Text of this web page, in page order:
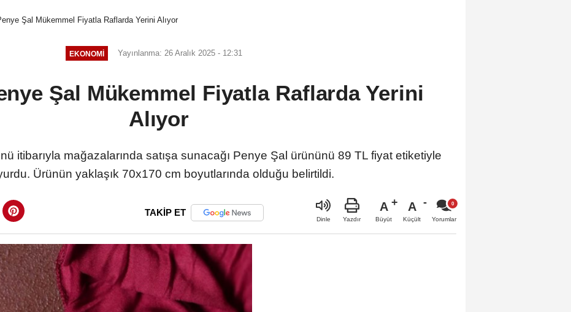
Şal Mükemmel Fiyatla Raflarda Yerini Alıyor
EKONOMI Yayınlanma: 26 Aralık 2025 - 12:31
Şal Mükemmel Fiyatla Raflarda Yerini
Alıyor
itibarıyla mağazalarında satışa sunacağı Penye Şal ürününü 89 TL fiyat etiketiyle
Ürünün yaklaşık 70x170 cm boyutlarında olduğu belirtildi.
TAKİP ET
Dinle Yazdır
A
Büyüt
A
Küçült Yorumlar